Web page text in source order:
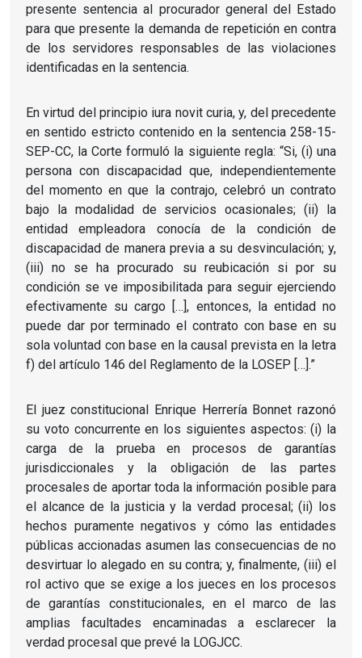
presente sentencia al procurador general del Estado
para que presente la demanda de repetición en contra
de los servidores responsables de las violaciones
identificadas en la sentencia.
En virtud del principio iura novit curia, y, del precedente
en sentido estricto contenido en la sentencia 258-15-
SEP-CC, la Corte formuló la siguiente regla: “Si, (i) una
persona con discapacidad que, independientemente
del momento en que la contrajo, celebró un contrato
bajo la modalidad de servicios ocasionales; (ii) la
entidad empleadora conocía de la condición de
discapacidad de manera previa a su desvinculación; y,
(iii) no se ha procurado su reubicación si por su
condición se ve imposibilitada para seguir ejerciendo
efectivamente su cargo […], entonces, la entidad no
puede dar por terminado el contrato con base en su
sola voluntad con base en la causal prevista en la letra
f) del artículo 146 del Reglamento de la LOSEP […].”
El juez constitucional Enrique Herrería Bonnet razonó
su voto concurrente en los siguientes aspectos: (i) la
carga de la prueba en procesos de garantías
jurisdiccionales y la obligación de las partes
procesales de aportar toda la información posible para
el alcance de la justicia y la verdad procesal; (ii) los
hechos puramente negativos y cómo las entidades
públicas accionadas asumen las consecuencias de no
desvirtuar lo alegado en su contra; y, finalmente, (iii) el
rol activo que se exige a los jueces en los procesos
de garantías constitucionales, en el marco de las
amplias facultades encaminadas a esclarecer la
verdad procesal que prevé la LOGJCC.